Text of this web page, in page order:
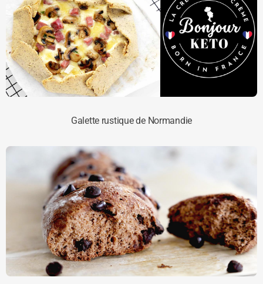
Galette rustique de Normandie